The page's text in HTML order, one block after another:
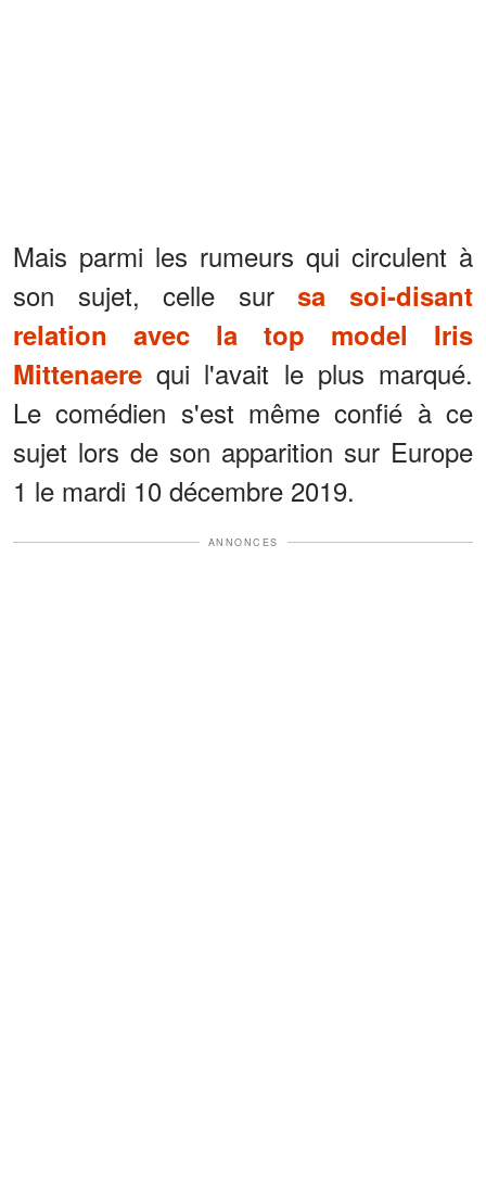
Mais parmi les rumeurs qui circulent à
son sujet, celle sursa soi-disant
relation avec la top model Iris
Mittenaere qui l'avait le plus marqué.
Le comédien s'est même confié à ce
sujet lors de son apparition sur Europe
1 le mardi 10 décembre 2019.
ANNONCES